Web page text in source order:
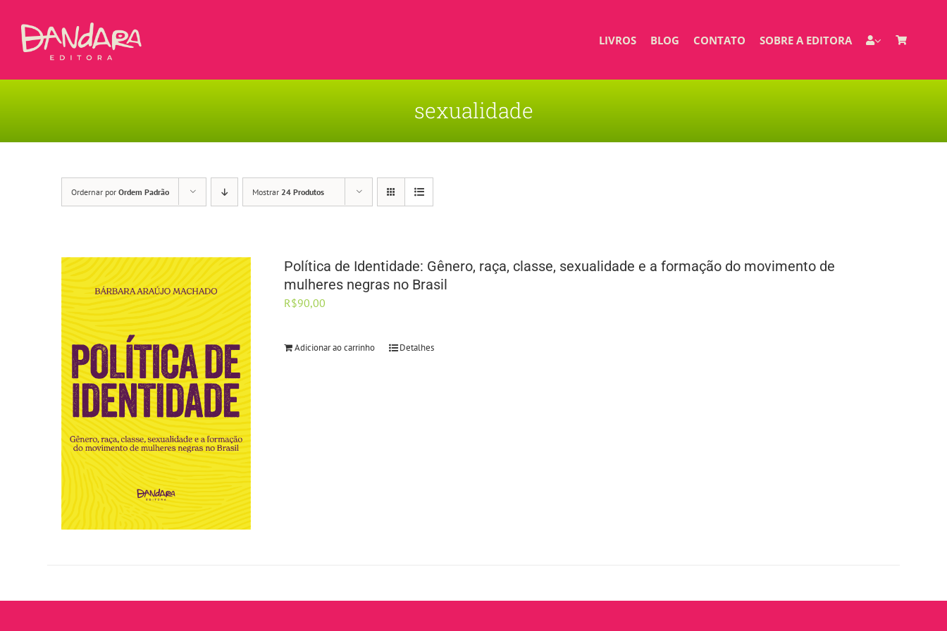
LIVROS BLOG CONTATO SOBRE A EDITORA
sexualidade
Ordernar por Ordem Padrão Mostrar 24 Produtos
Política de Identidade: Gênero, raça, classe, sexualidade e a formação do movimento de
mulheres negras no Brasil
R$90,00
Adicionar ao carrinho Detalhes